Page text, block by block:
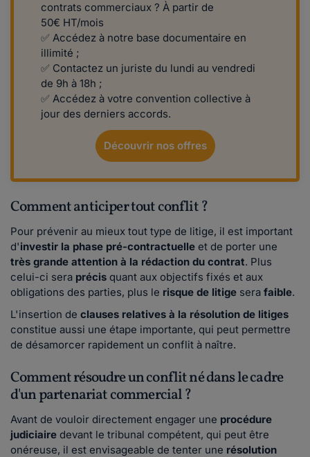
contrats commerciaux ? À partir de
50€ HT/mois
✅ ​​Accédez à notre base documentaire en
illimité ;
✅ Contactez un juriste du lundi au vendredi
de 9h à 18h ;
✅ Accédez à votre convention collective à
jour des derniers accords.
Découvrir nos offres
Comment anticiper tout conflit ?
Pour prévenir au mieux tout type de litige, il est important
d'investir la phase pré-contractuelle et de porter une
très grande attention à la rédaction du contrat. Plus
celui-ci sera précis quant aux objectifs fixés et aux
obligations des parties, plus le risque de litige sera faible.
L'insertion de clauses relatives à la résolution de litiges
constitue aussi une étape importante, qui peut permettre
de désamorcer rapidement un conflit à naître.
Comment résoudre un conflit né dans le cadre
d'un partenariat commercial ?
Avant de vouloir directement engager une procédure
judiciaire devant le tribunal compétent, qui peut être
onéreuse, il est envisageable de tenter une résolution